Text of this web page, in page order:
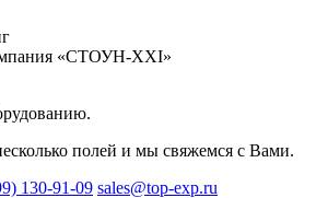
«СТОУН-XXI»
полей и мы свяжемся с Вами.
130-91-09 sales@top-exp.ru